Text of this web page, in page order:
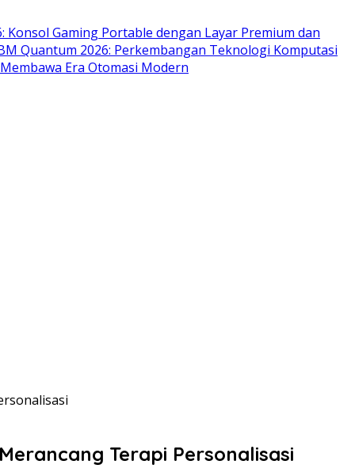
Konsol Gaming Portable dengan Layar Premium dan
Quantum 2026: Perkembangan Teknologi Komputasi
Era Otomasi Modern
Terapi Personalisasi